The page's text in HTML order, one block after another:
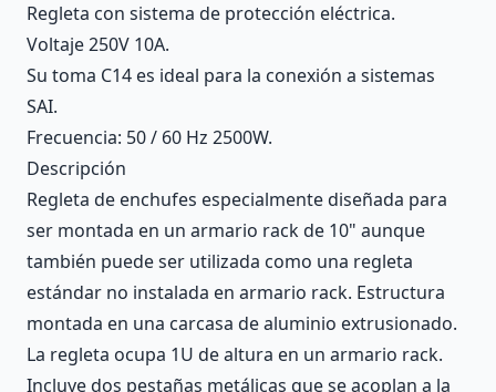
Regleta con sistema de protección eléctrica.
Voltaje 250V 10A.
Su toma C14 es ideal para la conexión a sistemas
SAI.
Frecuencia: 50 / 60 Hz 2500W.
Descripción
Regleta de enchufes especialmente diseñada para
ser montada en un armario rack de 10" aunque
también puede ser utilizada como una regleta
estándar no instalada en armario rack. Estructura
montada en una carcasa de aluminio extrusionado.
La regleta ocupa 1U de altura en un armario rack.
Incluye dos pestañas metálicas que se acoplan a la